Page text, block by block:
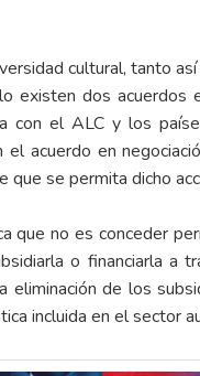
cultural, tanto
existen dos
el ALC y los
acuerdo en
se permita dicho
que no es conceder
o financiarla a
de los
incluida en el sector